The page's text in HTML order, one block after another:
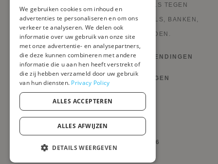
FABRIEKSVERKOOP EN GOEDE DEALS TEGEN
FABRIEKSPRIJZEN. STIJLVOLLE MEUBELS, BANKEN,
DECORATIE, LAMPEN EN HAARDEN.
HERROEPINGSRECHT EN RETOURZENDINGEN
VOORWAARDEN EN BEPALINGEN
PRIVACYBELEID
MIJN COOKIES BEHEREN
@PRIVATEFLOOR.COM 2026
DUTCH
GERMAN
ITALIAN
PORTUGUESE
SPANISH
We gebruiken cookies om inhoud en
advertenties te personaliseren en om ons
verkeer te analyseren. We delen ook
informatie over uw gebruik van onze site
met onze advertentie- en analysepartners,
die deze kunnen combineren met andere
informatie die u aan hen heeft verstrekt of
die zij hebben verzameld door uw gebruik
van hun diensten. Privacy Policy
ALLES ACCEPTEREN
ALLES AFWIJZEN
DETAILS WEERGEVEN